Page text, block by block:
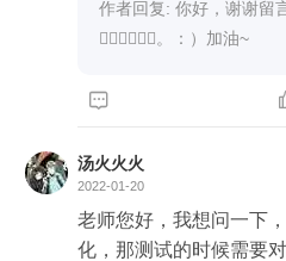
作者回复: 你好，谢谢留言。完
👍🏻👍🏻👍🏻。：）加油~

汤火火火
2022-01-20
老师您好，我想问一下
化，那测试的时候需要